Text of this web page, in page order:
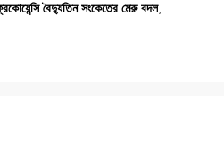
বৈদ্যুতিন সংকেতের মেরু বদল,